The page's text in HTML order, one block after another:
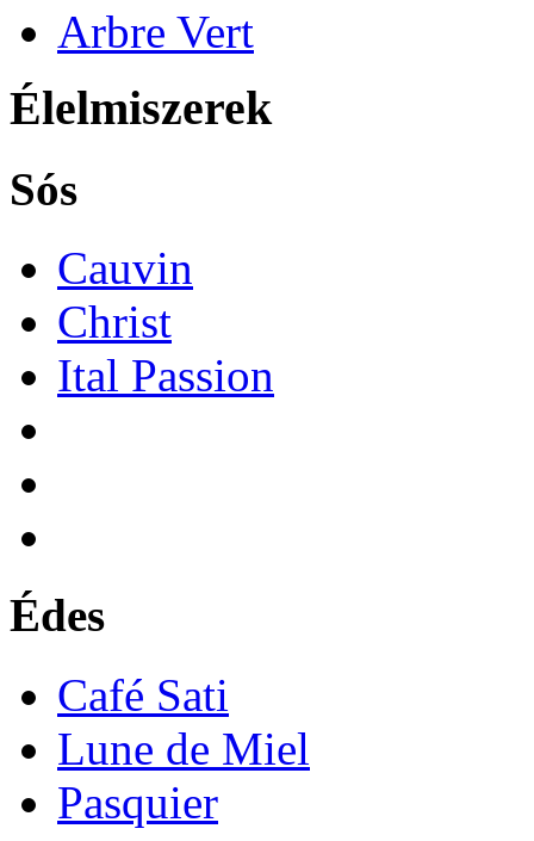
Arbre Vert
Élelmiszerek
Sós
Cauvin
Christ
Ital Passion
Édes
Café Sati
Lune de Miel
Pasquier